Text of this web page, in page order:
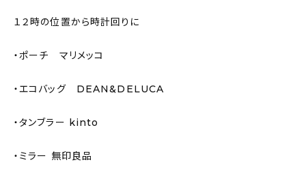
１２時の位置から時計回りに
・ポーチ マリメッコ
・エコバッグ DEAN&DELUCA
・タンブラー kinto
・ミラー 無印良品